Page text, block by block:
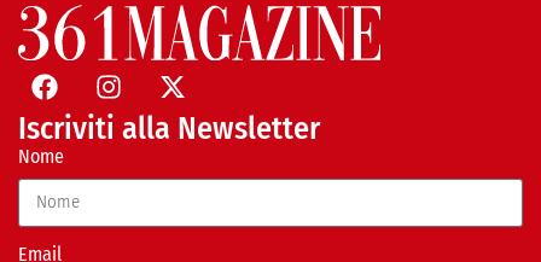
Iscriviti alla Newsletter
Nome
Email